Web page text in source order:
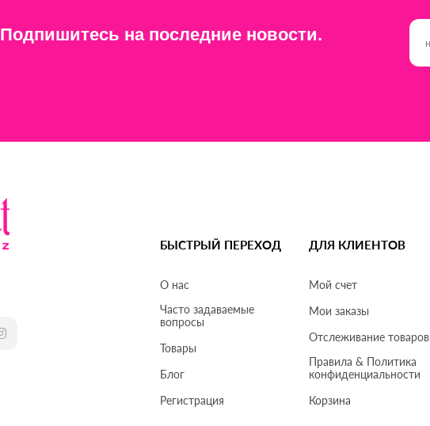
Подпишитесь на последние новости.
БЫСТРЫЙ ПЕРЕХОД
О нас
Часто задаваемые
вопросы
Товары
Блог
Регистрация
ДЛЯ КЛИЕНТОВ
Мой счет
Мои заказы
Отслеживание товаров
Правила & Политика
конфиденциальности
Корзина